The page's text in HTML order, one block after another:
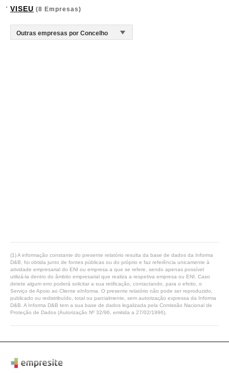
VISEU (8 Empresas)
(1) A informação constante do presente relatório resulta da base de dados da Informa
D&B, foi obtida junto de fontes públicas ou do próprio e faz referência unicamente à
atividade empresarial do ENI ou empresa a que se refere, sendo apenas possível
utilizá-la dentro do âmbito empresarial que realiza a respetiva empresa ou ENI. Caso
detete algum erro poderá solicitar a sua retificação, contactando, para o efeito, o
Serviço de Apoio ao Cliente eInforma. O presente relatório não pode ser reproduzido,
publicado ou redistribuído, total ou parcialmente, sem autorização expressa da Informa
D&B. A Informa D&B tem a sua base de dados legalizada pela Comissão Nacional de
Proteção de Dados (Autorização Nº 32/96, emitida a 27/02/1996).